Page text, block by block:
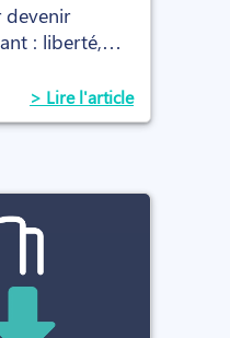
devenir
: liberté,
du
> Lire l'article